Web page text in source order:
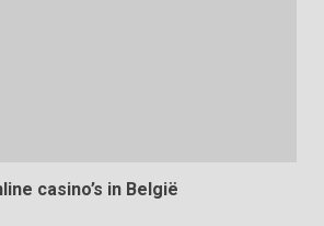
casino’s in België